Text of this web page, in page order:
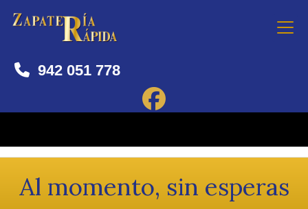
942 051 778
Al momento, sin esperas